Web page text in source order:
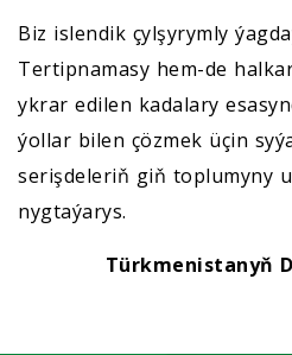
Biz islendik çylşyrymly
Tertipnamasy hem-de
ykrar edilen kadalary
ýollar bilen çözmek üçin
serişdeleriň giň toplumyny
nygtaýarys.
Türkmenistanyň